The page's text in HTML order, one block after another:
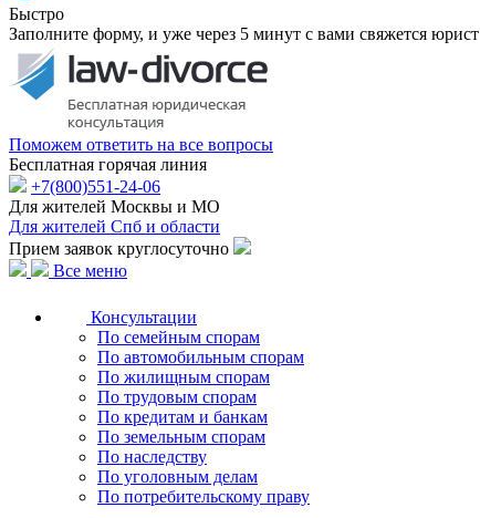
Быстро
Заполните форму, и уже через 5 минут с вами свяжется юрист
Поможем ответить на все вопросы
Бесплатная горячая линия
+7(800)551-24-06
Для жителей Москвы и МО
Для жителей Спб и области
Прием заявок круглосуточно
Все меню
Консультации
По семейным спорам
По автомобильным спорам
По жилищным спорам
По трудовым спорам
По кредитам и банкам
По земельным спорам
По наследству
По уголовным делам
По потребительскому праву